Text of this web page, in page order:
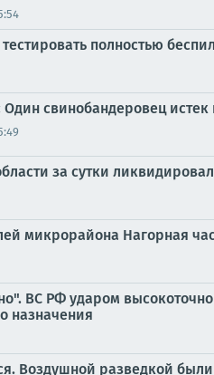
полностью
свинобандеровец
за сутки
микрорайона Нагорная
ВС РФ ударом
назначения
Воздушной разведкой